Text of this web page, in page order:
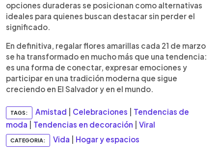
opciones duraderas se posicionan como alternativas
ideales para quienes buscan destacar sin perder el
significado.
En definitiva, regalar flores amarillas cada 21 de marzo
se ha transformado en mucho más que una tendencia:
es una forma de conectar, expresar emociones y
participar en una tradición moderna que sigue
creciendo en El Salvador y en el mundo.
TAGS: Amistad Celebraciones
Tendencias de
moda
Tendencias en decoración Viral
CATEGORIA: Vida Hogar y espacios